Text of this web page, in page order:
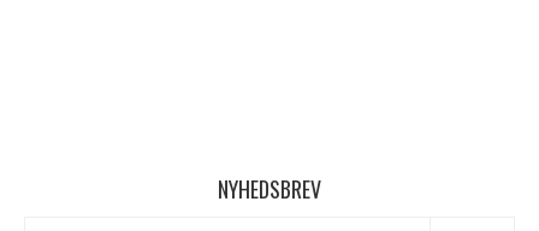
NYHEDSBREV